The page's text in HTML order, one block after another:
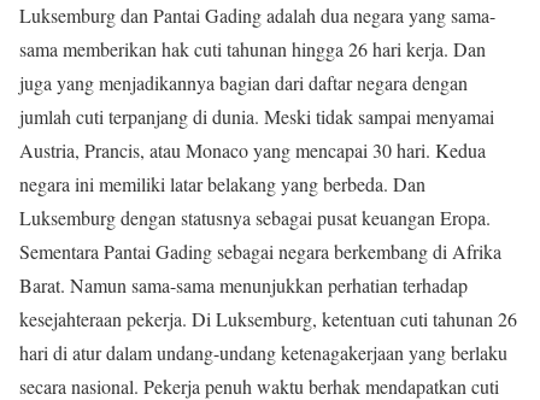
Luksemburg dan Pantai Gading adalah dua negara yang sama-
sama memberikan hak cuti tahunan hingga 26 hari kerja. Dan
juga yang menjadikannya bagian dari daftar negara dengan
jumlah cuti terpanjang di dunia. Meski tidak sampai menyamai
Austria, Prancis, atau Monaco yang mencapai 30 hari. Kedua
negara ini memiliki latar belakang yang berbeda. Dan
Luksemburg dengan statusnya sebagai pusat keuangan Eropa.
Sementara Pantai Gading sebagai negara berkembang di Afrika
Barat. Namun sama-sama menunjukkan perhatian terhadap
kesejahteraan pekerja. Di Luksemburg, ketentuan cuti tahunan 26
hari di atur dalam undang-undang ketenagakerjaan yang berlaku
secara nasional. Pekerja penuh waktu berhak mendapatkan cuti